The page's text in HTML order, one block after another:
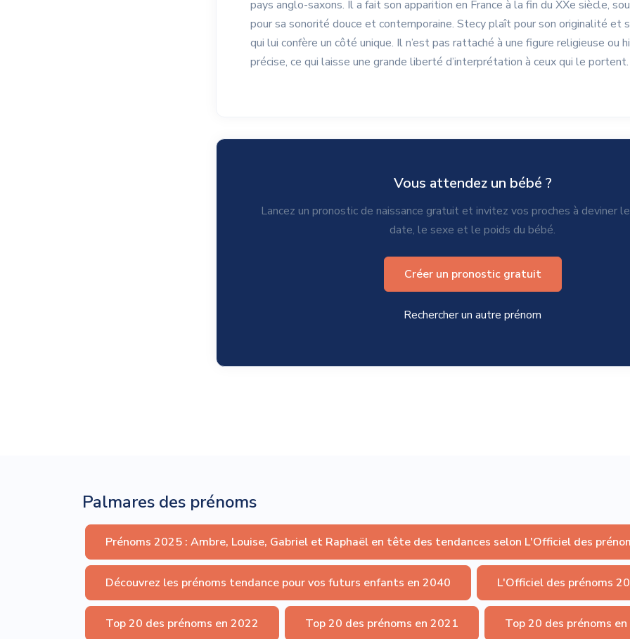
pays anglo-saxons. Il a fait son apparition en France à la fin du XXe siècle,
pour sa sonorité douce et contemporaine. Stecy plaît pour son originalité et
qui lui confère un côté unique. Il n’est pas rattaché à une figure religieuse ou
précise, ce qui laisse une grande liberté d’interprétation à ceux qui le portent.
Vous attendez un bébé ?
Lancez un pronostic de naissance gratuit et invitez vos proches à deviner
date, le sexe et le poids du bébé.
Créer un pronostic gratuit
Rechercher un autre prénom
Palmares des prénoms
Prénoms 2025 : Ambre, Louise, Gabriel et Raphaël en tête des tendances selon L'Officiel des
Découvrez les prénoms tendance pour vos futurs enfants en 2040 L'Officiel des prénoms
Top 20 des prénoms en 2022 Top 20 des prénoms en 2021 Top 20 des prénoms